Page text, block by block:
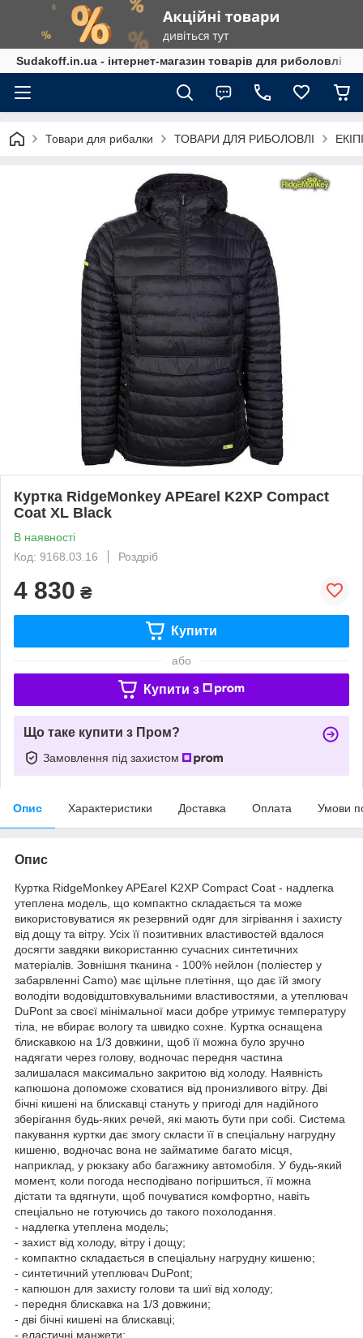
Sudakoff.in.ua - інтернет-магазин товарів для риболовлі
Товари для рибалки ТОВАРИ ДЛЯ РИБОЛОВЛІ
Куртка RidgeMonkey APEarel K2XP Compact
Coat XL Black
В наявності
Код: 9168.03.16
Роздріб
4 830 ₴
Купити
або
Купити з
Що таке купити з Пром?
Замовлення під захистом
Опис Характеристики Доставка Оплата Умови
Опис
Куртка RidgeMonkey APEarel K2XP Compact Coat - надлегка
утеплена модель, що компактно складається та може
використовуватися як резервний одяг для зігрівання і захисту
від дощу та вітру. Усіх її позитивних властивостей вдалося
досягти завдяки використанню сучасних синтетичних
матеріалів. Зовнішня тканина - 100% нейлон (поліестер у
забарвленні Camo) має щільне плетіння, що дає їй змогу
володіти водовідштовхувальними властивостями, а утеплювач
DuPont за своєї мінімальної маси добре утримує температуру
тіла, не вбирає вологу та швидко сохне. Куртка оснащена
блискавкою на 1/3 довжини, щоб її можна було зручно
надягати через голову, водночас передня частина
залишалася максимально закритою від холоду. Наявність
капюшона допоможе сховатися від пронизливого вітру. Дві
бічні кишені на блискавці стануть у пригоді для надійного
зберігання будь-яких речей, які мають бути при собі. Система
пакування куртки дає змогу скласти її в спеціальну нагрудну
кишеню, водночас вона не займатиме багато місця,
наприклад, у рюкзаку або багажнику автомобіля. У будь-який
момент, коли погода несподівано погіршиться, її можна
дістати та вдягнути, щоб почуватися комфортно, навіть
спеціально не готуючись до такого похолодання.
- надлегка утеплена модель;
- захист від холоду, вітру і дощу;
- компактно складається в спеціальну нагрудну кишеню;
- синтетичний утеплювач DuPont;
- капюшон для захисту голови та шиї від холоду;
- передня блискавка на 1/3 довжини;
- дві бічні кишені на блискавці;
- еластичні манжети;